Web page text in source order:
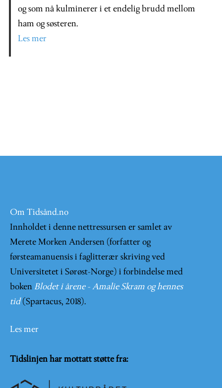
og som nå kulminerer i et endelig brudd mellom
ham og søsteren.
Les mer
Om Tidsånd.no
Innholdet i denne nettressursen er samlet av
Merete Morken Andersen (forfatter og
førsteamanuensis i faglitterær skriving ved
Universitetet i Sørøst-Norge) i forbindelse med
boken Blodet i årene - Amalie Skram og hennes
tid (Spartacus, 2018).
Les mer
Tidslinjen har mottatt støtte fra: